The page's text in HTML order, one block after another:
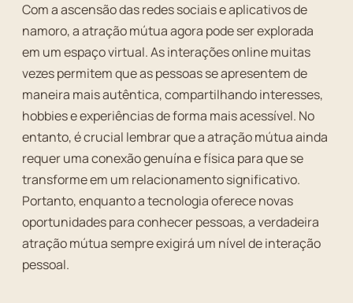
Com a ascensão das redes sociais e aplicativos de
namoro, a atração mútua agora pode ser explorada
em um espaço virtual. As interações online muitas
vezes permitem que as pessoas se apresentem de
maneira mais autêntica, compartilhando interesses,
hobbies e experiências de forma mais acessível. No
entanto, é crucial lembrar que a atração mútua ainda
requer uma conexão genuína e física para que se
transforme em um relacionamento significativo.
Portanto, enquanto a tecnologia oferece novas
oportunidades para conhecer pessoas, a verdadeira
atração mútua sempre exigirá um nível de interação
pessoal.